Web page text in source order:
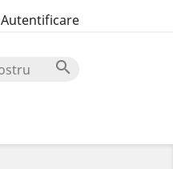
Autentificare
